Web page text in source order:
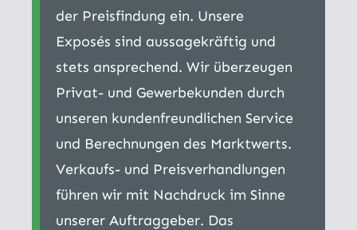
der Preisfindung ein. Unsere
Exposés sind aussagekräftig und
stets ansprechend. Wir überzeugen
Privat- und Gewerbekunden durch
unseren kundenfreundlichen Service
und Berechnungen des Marktwerts.
Verkaufs- und Preisverhandlungen
führen wir mit Nachdruck im Sinne
unserer Auftraggeber. Das